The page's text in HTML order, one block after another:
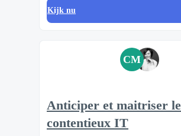
Kijk nu
CM
Anticiper et maitriser
contentieux IT